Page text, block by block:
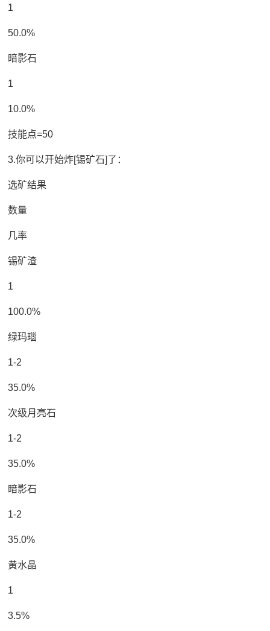
1
50.0%
暗影石
1
10.0%
技能点=50
3.你可以开始炸[锡矿石]了：
选矿结果
数量
几率
锡矿渣
1
100.0%
绿玛瑙
1-2
35.0%
次级月亮石
1-2
35.0%
暗影石
1-2
35.0%
黄水晶
1
3.5%